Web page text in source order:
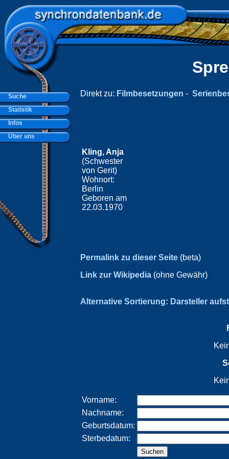
Direkt zu: Filmbesetzungen -
Kling, Anja
(Schwester
von Gerit)
Wohnort:
Berlin
Geboren am
22.03.1970
Permalink zu dieser Seite (beta)
Link zur Wikipedia (ohne Gewähr)
Alternative Sortierung: Darsteller
Vorname:
Nachname:
Geburtsdatum:
Sterbedatum:
Suche
Statistik
Infos
Über uns